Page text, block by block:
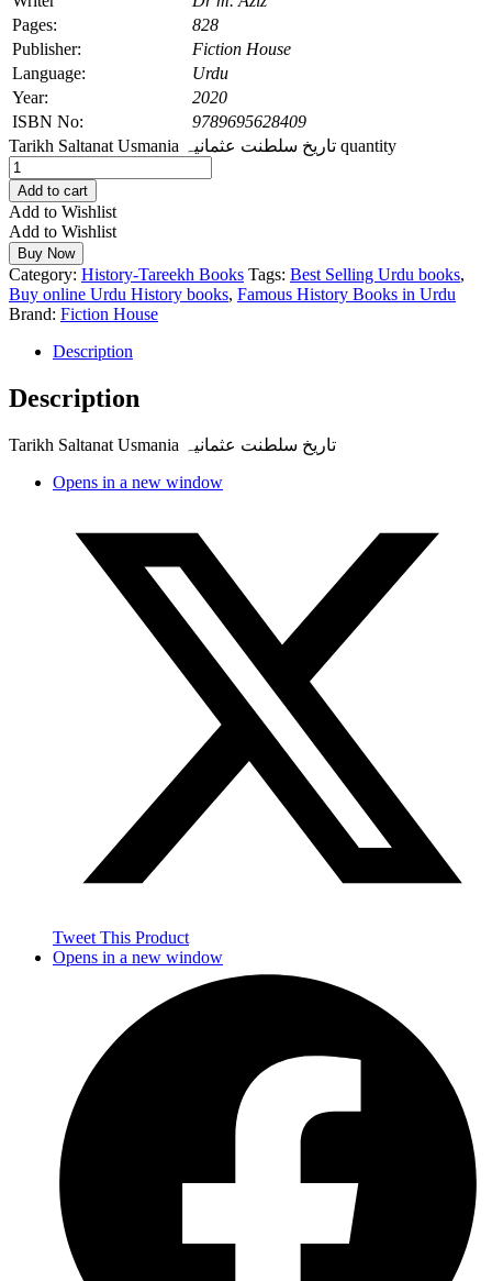
Pages:
828
Publisher:
Fiction House
Language:
Urdu
Year:
2020
ISBN No:
9789695628409
Tarikh Saltanat Usmania تاریخ سلطنت عثمانیہ quantity
Add to cart
Add to Wishlist
Add to Wishlist
Buy Now
Category: History-Tareekh Books Tags: Best Selling Urdu books,
Buy online Urdu History books, Famous History Books in Urdu
Brand: Fiction House
Description
Description
Tarikh Saltanat Usmania تاریخ سلطنت عثمانیہ
Opens in a new window
Tweet This Product
Opens in a new window